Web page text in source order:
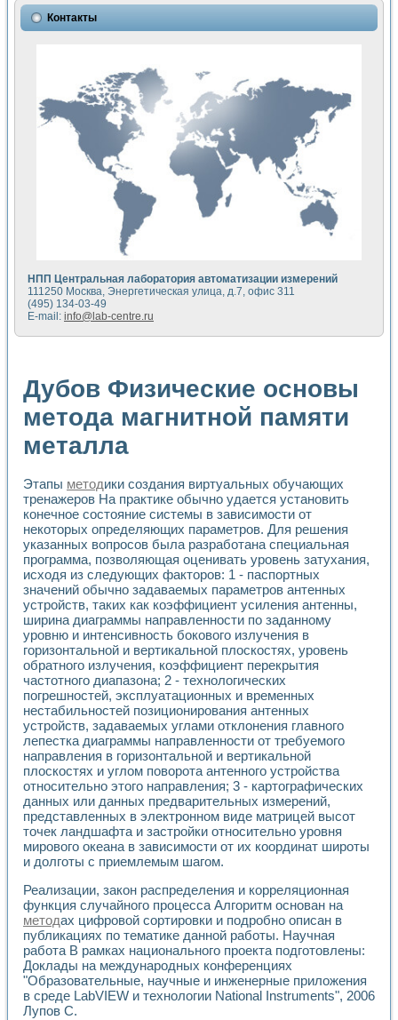
Симуляция отклика импульсного радиолокационного
Автоматизация формирования уравнений состояния для
Разработка автоматизированного стенда для измерения
Применение среды LabVIEW для построения картины
Портативная система для определения показателей
Использование LabVIEW для управления источником
Устройство для снятия вольт-амперных характеристик
Передовые научные технологии: нано-, фемто-,
Автоматизированная установка по измерению временных
Автоматизированный лабораторный комплекс на базе
Визуализация моделирования и оптимизации тепловой
Виртуальный прибор для исследования функциональных
Исследование возможности создания экономичного
Исследование кинетики движения макрочастиц в
Метод прогнозирования свойств дисперсных продуктов
Недорогая система управления сверхпроводящим
Применение технологий NI в курсе экспериментальной
Расчет переноса аэрозоля и выпадения осадка в
Применение NI VISION для геометрического анализа в
Система температурной стабилизации
Управление движением с помощью программно -
Определение параметров всплывающих газовых
Система управления асинхронным тиристорным
Применение средств NATIONAL INSTRUMENTS для
Разработка автоматизированного стенда для
Автоматизированный стенд рентгеновской диагностики
Высокочувствительные оптоэлектронные
Установка для измерения диэлектрических свойств
Исследование кинетики зарождения и развития
Лабораторный электрический импедансный томограф на
Микрозондовая система для характеризации
Метод траекторий в исследовании
Промышленная автоматизация
Автоматизация технологических процессов получения
Использование систем технического зрения для контроля
Исследование электромагнитных переходных процессов
Применение LabVIEW при разработке обучающих
Разработка виртуальных тренажеров путем
Система блокировок, сигнализации и защиты ускорителя
Система сбора данных и управления процессом
Управление температурой газовой среды специальной
Разработка программного обеспечения с
Использование технологий NATIONAL INSTRUMENTS
Оборудование для промышленной термотрансферной
Автоматизация реометрических исследований на базе
Применение измерителя иммитанса для исследова¬ния
Стенд для исследования электрических переходных
Автоматизация контроля сварных швов на базе
Измерительный контроль с применением
Моделирование надежности и эффективности систем
Лабораторные практикумы и учебные стенды
Автоматизация лабораторного стенда по измерению
Автоматизированные лабораторные комплексы для
Контакты
НПП Центральная лаборатория автоматизации измерений
111250 Москва, Энергетическая улица, д.7, офис 311
(495) 134-03-49
E-mail: info@lab-centre.ru
Дубов Физические основы
метода магнитной памяти
металла
Этапы методики создания виртуальных обучающих
тренажеров На практике обычно удается установить
конечное состояние системы в зависимости от
некоторых определяющих параметров. Для решения
указанных вопросов была разработана специальная
программа, позволяющая оценивать уровень затухания,
исходя из следующих факторов: 1 - паспортных
значений обычно задаваемых параметров антенных
устройств, таких как коэффициент усиления антенны,
ширина диаграммы направленности по заданному
уровню и интенсивность бокового излучения в
горизонтальной и вертикальной плоскостях, уровень
обратного излучения, коэффициент перекрытия
частотного диапазона; 2 - технологических
погрешностей, эксплуатационных и временных
нестабильностей позиционирования антенных
устройств, задаваемых углами отклонения главного
лепестка диаграммы направленности от требуемого
направления в горизонтальной и вертикальной
плоскостях и углом поворота антенного устройства
относительно этого направления; 3 - картографических
данных или данных предварительных измерений,
представленных в электронном виде матрицей высот
точек ландшафта и застройки относительно уровня
мирового океана в зависимости от их координат широты
и долготы с приемлемым шагом.
Реализации, закон распределения и корреляционная
функция случайного процесса Алгоритм основан на
методах цифровой сортировки и подробно описан в
публикациях по тематике данной работы. Научная
работа В рамках национального проекта подготовлены:
Доклады на международных конференциях
"Образовательные, научные и инженерные приложения
в среде LabVIEW и технологии National Instruments", 2006
Лупов С.